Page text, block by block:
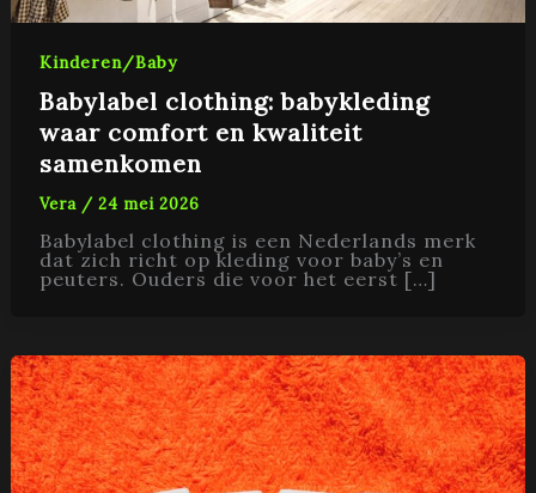
Kinderen/Baby
Babylabel clothing: babykleding
waar comfort en kwaliteit
samenkomen
Vera / 24 mei 2026
Babylabel clothing is een Nederlands merk
dat zich richt op kleding voor baby’s en
peuters. Ouders die voor het eerst […]